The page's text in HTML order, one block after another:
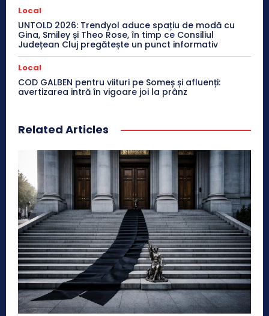
Local
UNTOLD 2026: Trendyol aduce spațiu de modă cu
Gina, Smiley și Theo Rose, în timp ce Consiliul
Județean Cluj pregătește un punct informativ
Local
COD GALBEN pentru viituri pe Someș și afluenți:
avertizarea intră în vigoare joi la prânz
Related Articles